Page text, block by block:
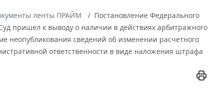
ленты ПРАЙМ
Постановление Федерального
пришел к выводу о наличии в действиях арбитражного
неопубликования сведений об изменении расчетного
ответственности в виде наложения штрафа